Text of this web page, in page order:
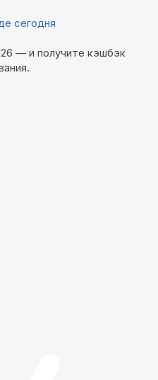
сегодня
— и получите кэшбэк